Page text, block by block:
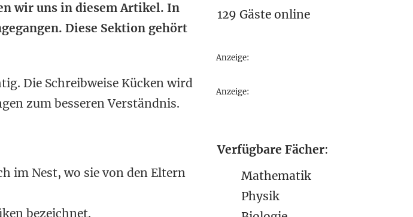
wir uns in diesem Artikel. In
Diese Sektion gehört
Die Schreibweise Kücken wird
zum besseren Verständnis.
im Nest, wo sie von den Eltern
bezeichnet.
129 Gäste online
Anzeige:
Anzeige:
Verfügbare Fächer:
Mathematik
Physik